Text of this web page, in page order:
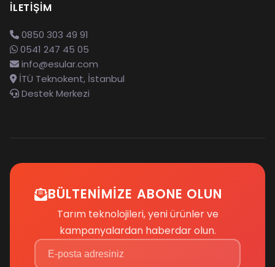
İLETIŞIM
0850 303 49 91
0541 247 45 05
info@esular.com
İTÜ Teknokent, İstanbul
Destek Merkezi
BÜLTENIMIZE ABONE OLUN
Tarım teknolojileri, yeni ürünler ve
kampanyalardan haberdar olun.